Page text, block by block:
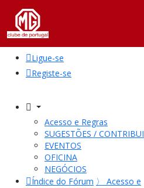
QUEM
SOMOS
ATIVIDADES
NOTÍCIAS
FÓRUM
Ligue-se
Registe-se
Acesso e Regras
SUGESTÕES /
EVENTOS
OFICINA
NEGÓCIOS
Índice do Fórum 〉
Acesso e